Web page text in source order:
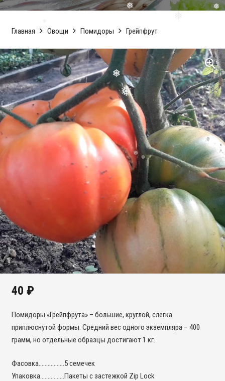
❅
❅
❅
❅
Главная Овощи Помидоры Грейпфрут
40 ₽
Помидоры «Грейпфрута» – большие, круглой, слегка
приплюснутой формы. Средний вес одного экземпляра – 400
грамм, но отдельные образцы достигают 1 кг.
Фасовка……………..5 семечек
Упаковка…………….Пакеты с застежкой Zip Lock